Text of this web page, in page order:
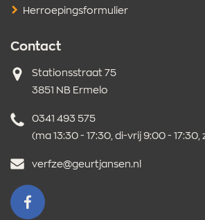
Herroepingsformulier
Contact
Adres
Stationsstraat 75
3851 NB Ermelo
Telefoonnummer
0341 493 575
(ma 13:30 - 17:30, di-vrij 9:00 - 17:30,
E-
verfze@geurtjansen.nl
VOLG ONS OP FACEBOOK